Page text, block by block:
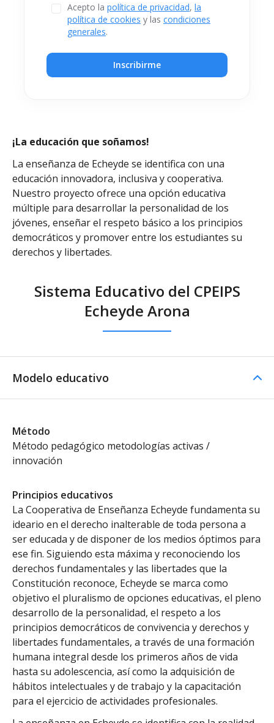
Acepto la política de privacidad, la
política de cookies y las condiciones
generales.
Inscribirme
¡La educación que soñamos!
La enseñanza de Echeyde se identifica con una
educación innovadora, inclusiva y cooperativa.
Nuestro proyecto ofrece una opción educativa
múltiple para desarrollar la personalidad de los
jóvenes, enseñar el respeto básico a los principios
democráticos y promover entre los estudiantes su
derechos y libertades.
Sistema Educativo del CPEIPS
Echeyde Arona
Modelo educativo
Método
Método pedagógico metodologías activas /
innovación
Principios educativos
La Cooperativa de Enseñanza Echeyde fundamenta su
ideario en el derecho inalterable de toda persona a
ser educada y de disponer de los medios óptimos para
ese fin. Siguiendo esta máxima y reconociendo los
derechos fundamentales y las libertades que la
Constitución reconoce, Echeyde se marca como
objetivo el pluralismo de opciones educativas, el pleno
desarrollo de la personalidad, el respeto a los
principios democráticos de convivencia y derechos y
libertades fundamentales, a través de una formación
humana integral desde los primeros años de vida
hasta su adolescencia, así como la adquisición de
hábitos intelectuales y de trabajo y la capacitación
para el ejercicio de actividades profesionales.